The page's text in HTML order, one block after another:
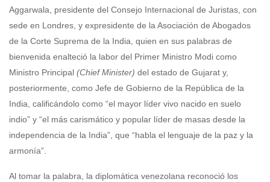
Aggarwala, presidente del Consejo Internacional de Juristas, con
sede en Londres, y expresidente de la Asociación de Abogados
de la Corte Suprema de la India, quien en sus palabras de
bienvenida enalteció la labor del Primer Ministro Modi como
Ministro Principal (Chief Minister) del estado de Gujarat y,
posteriormente, como Jefe de Gobierno de la República de la
India, calificándolo como “el mayor líder vivo nacido en suelo
indio” y “el más carismático y popular líder de masas desde la
independencia de la India”, que “habla el lenguaje de la paz y la
armonía”.
Al tomar la palabra, la diplomática venezolana reconoció los